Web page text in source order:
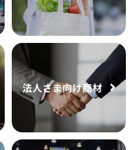
法人さま向け商材